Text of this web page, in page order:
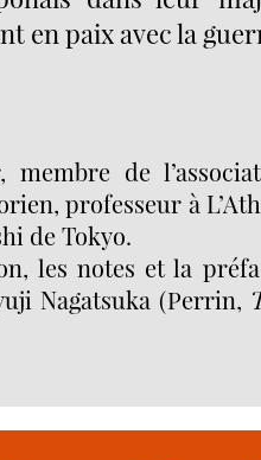
en paix avec la
membre de
professeur à
de Tokyo.
les notes et la
Nagatsuka (Perrin,